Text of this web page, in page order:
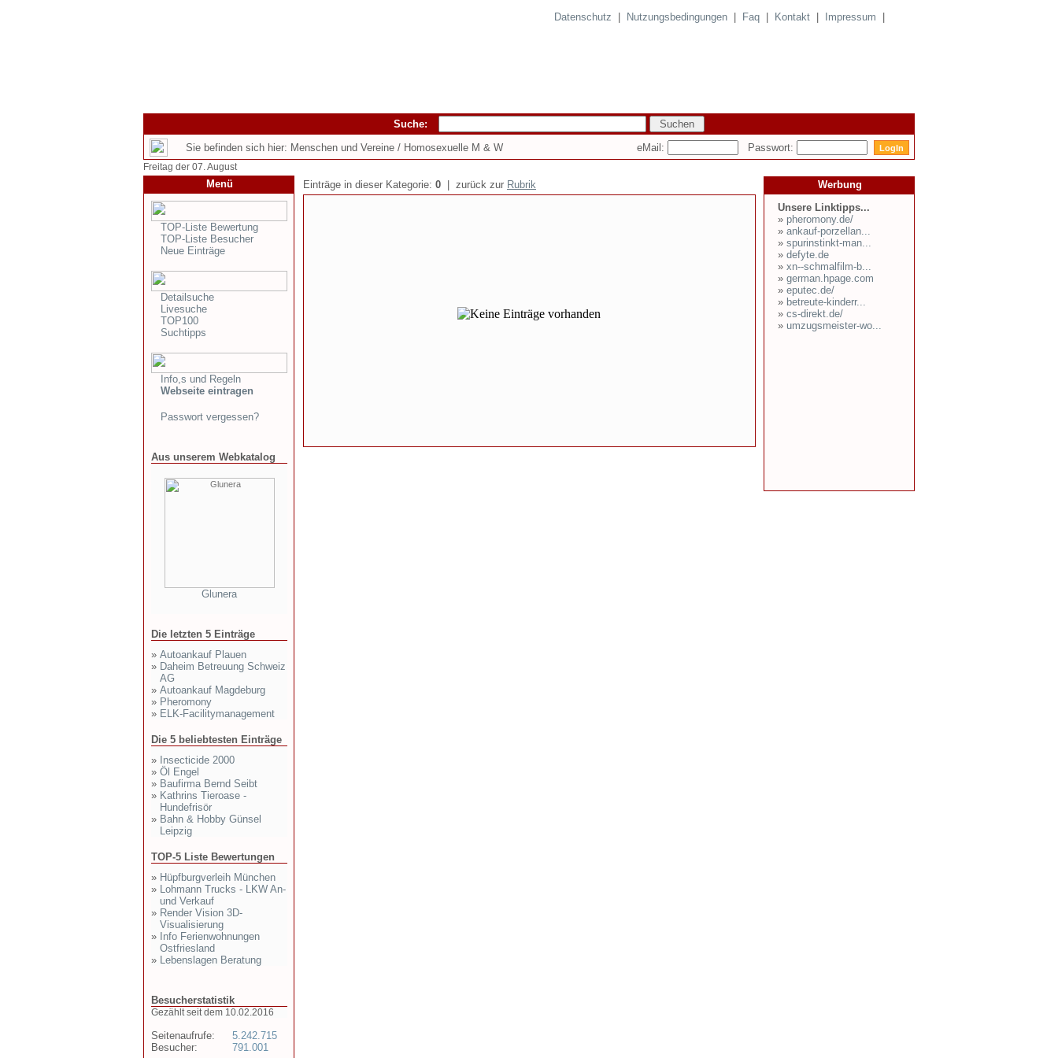
Datenschutz Nutzungsbedingungen Faq Kontakt Impressum
Suche:
Sie befinden sich hier: Menschen und Vereine / Homosexuelle M & W
eMail: Passwort:
Freitag der 07. August
Menü
TOP-Liste Bewertung
TOP-Liste Besucher
Neue Einträge
Detailsuche
Livesuche
TOP100
Suchtipps
Info,s und Regeln
Webseite eintragen
Passwort vergessen?
Aus unserem Webkatalog
Glunera
Die letzten 5 Einträge
» Autoankauf Plauen
» Daheim Betreuung Schweiz
AG
» Autoankauf Magdeburg
» Pheromony
» ELK-Facilitymanagement
Die 5 beliebtesten Einträge
» Insecticide 2000
» Öl Engel
» Baufirma Bernd Seibt
» Kathrins Tieroase -
Hundefrisör
» Bahn & Hobby Günsel
Leipzig
TOP-5 Liste Bewertungen
» Hüpfburgverleih München
» Lohmann Trucks - LKW An-
und Verkauf
» Render Vision 3D-
Visualisierung
» Info Ferienwohnungen
Ostfriesland
» Lebenslagen Beratung
Besucherstatistik
Gezählt seit dem 10.02.2016
Seitenaufrufe:
Besucher:
5.242.715
791.001
Einträge in dieser Kategorie: 0 | zurück zur Rubrik
Werbung
Unsere Linktipps...
» pheromony.de/
» ankauf-porzellan...
» spurinstinkt-man...
» defyte.de
» xn--schmalfilm-b...
» german.hpage.com
» eputec.de/
» betreute-kinderr...
» cs-direkt.de/
» umzugsmeister-wo...